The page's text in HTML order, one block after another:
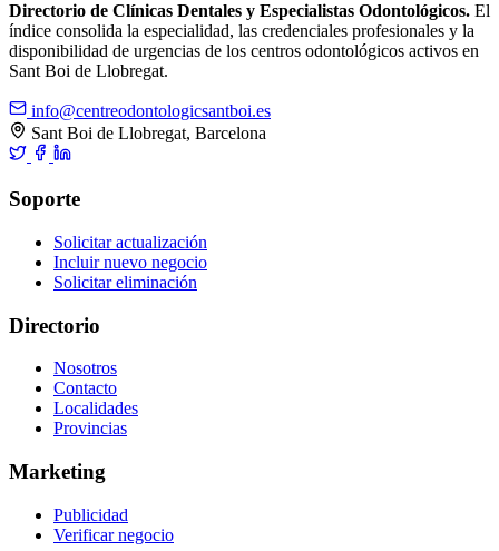
Directorio de Clínicas Dentales y Especialistas Odontológicos. El
índice consolida la especialidad, las credenciales profesionales y la
disponibilidad de urgencias de los centros odontológicos activos en
Sant Boi de Llobregat.
info@centreodontologicsantboi.es
Sant Boi de Llobregat, Barcelona
Soporte
Solicitar actualización
Incluir nuevo negocio
Solicitar eliminación
Directorio
Nosotros
Contacto
Localidades
Provincias
Marketing
Publicidad
Verificar negocio